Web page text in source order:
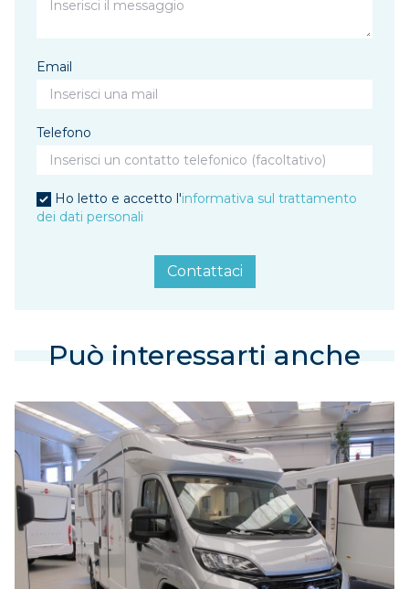
Email
Telefono
Ho letto e accetto l'informativa sul trattamento
dei dati personali
Contattaci
Può interessarti anche